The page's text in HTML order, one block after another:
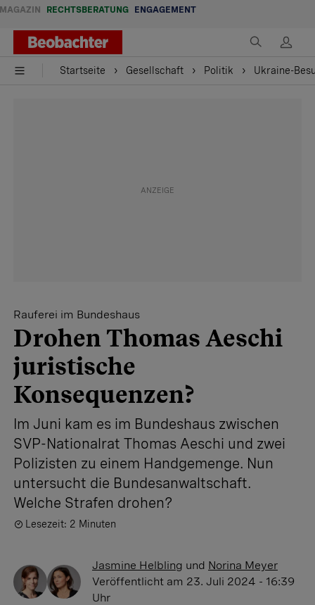
MAGAZIN RECHTSBERATUNG ENGAGEMENT
Startseite Gesellschaft Politik Ukraine-
Rauferei im Bundeshaus
Drohen Thomas Aeschi
juristische
Konsequenzen?
Im Juni kam es im Bundeshaus zwischen
SVP-Nationalrat Thomas Aeschi und zwei
Polizisten zu einem Handgemenge. Nun
untersucht die Bundesanwaltschaft.
Welche Strafen drohen?
Lesezeit: 2 Minuten
Jasmine Helbling und Norina Meyer
Veröffentlicht am 23. Juli 2024 - 16:39
Uhr